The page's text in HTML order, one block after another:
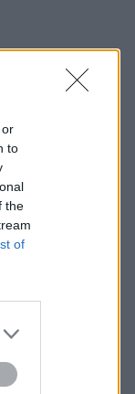
to
the
of